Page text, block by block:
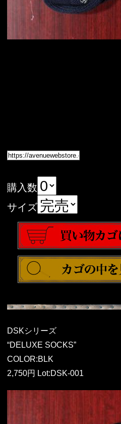
購入数
サイズ
DSKシリーズ
“DELUXE SOCKS”
COLOR:BLK
2,750円 Lot:DSK-001